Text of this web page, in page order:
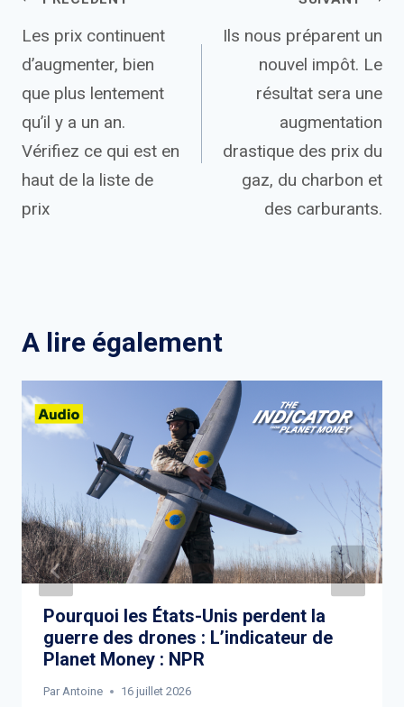
de
l’article
Les prix continuent
d’augmenter, bien
que plus lentement
qu’il y a un an.
Vérifiez ce qui est en
haut de la liste de
prix
Ils nous préparent un
nouvel impôt. Le
résultat sera une
augmentation
drastique des prix du
gaz, du charbon et
des carburants.
A lire également
Pourquoi les États-Unis perdent la
guerre des drones : L’indicateur de
Planet Money : NPR
Par Antoine 16 juillet 2026